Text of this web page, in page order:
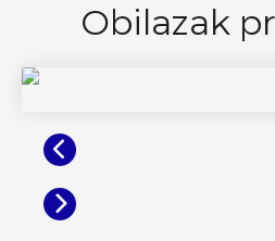
Obilazak
Prethodni
Sljedeća